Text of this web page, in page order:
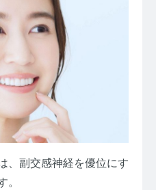
、副交感神経を優位にす
。